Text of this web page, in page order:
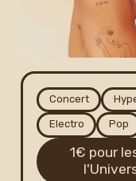
Concert
Electro Pop
1€ pour
Actualités
Espace
Carte G+ et
Newsletter